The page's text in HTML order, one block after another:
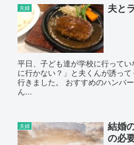
夫婦 夫と
平日、子ども達が学校に行って
に行かない？」と夫くんが誘っ
行きました。 おすすめのハンバ
ん...
夫婦
結婚
の必